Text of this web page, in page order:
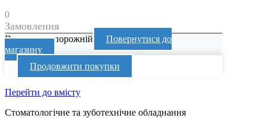
0
Замовлення
Ваш кошик порожній
Повернутися до
магазину
Продовжити покупки
Перейти до вмісту
Стоматологічне та зуботехнічне обладнання